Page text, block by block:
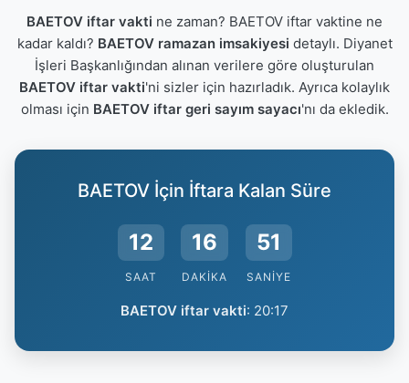
BAETOV iftar vakti ne zaman? BAETOV iftar vaktine ne
kadar kaldı? BAETOV ramazan imsakiyesi detaylı. Diyanet
İşleri Başkanlığından alınan verilere göre oluşturulan
BAETOV iftar vakti'ni sizler için hazırladık. Ayrıca kolaylık
olması için BAETOV iftar geri sayım sayacı'nı da ekledik.
BAETOV İçin İftara Kalan Süre
12
SAAT
16
DAKIKA
51
SANIYE
BAETOV iftar vakti: 20:17